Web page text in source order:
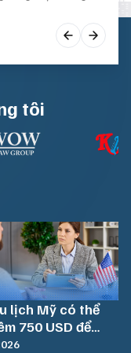
tôi
lịch Mỹ có thể
750 USD để
vấn nhanh